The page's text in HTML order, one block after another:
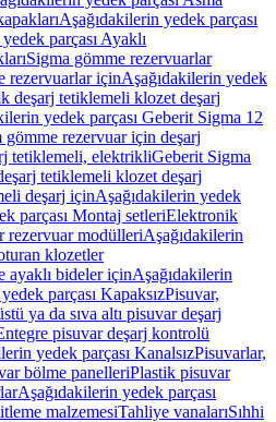
Aşağıdakilerin yedek parçası
parçası Ayaklı
Sigma gömme rezervuarlar
rezervuarlar içinAşağıdakilerin yedek
deşarj tetiklemeli klozet deşarj
yedek parçası Geberit Sigma 12
gömme rezervuar için deşarj
tetiklemeli, elektrikliGeberit Sigma
tetiklemeli klozet deşarj
deşarj içinAşağıdakilerin yedek
parçası Montaj setleriElektronik
rezervuar modülleriAşağıdakilerin
klozetler
ayaklı bideler içinAşağıdakilerin
parçası KapaksızPisuvar,
ya da sıva altı pisuvar deşarj
pisuvar deşarj kontrolü
yedek parçası KanalsızPisuvarlar,
bölme panelleriPlastik pisuvar
Aşağıdakilerin yedek parçası
malzemesiTahliye vanalarıSıhhi